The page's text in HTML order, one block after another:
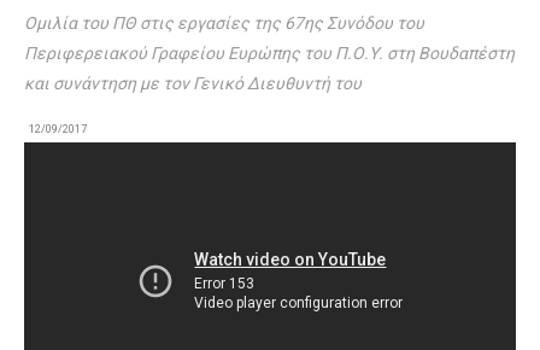
Ομιλία του ΠΘ στις εργασίες της 67ης Συνόδου του
Περιφερειακού Γραφείου Ευρώπης του Π.Ο.Υ. στη Βουδαπέστη
και συνάντηση με τον Γενικό Διευθυντή του
12/09/2017